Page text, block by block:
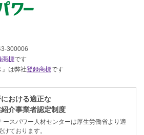
300006
商標です
』は弊社登録商標です
おける適正な
介事業者認定制度
ースパワー人材センターは厚生労働省より適
けております。